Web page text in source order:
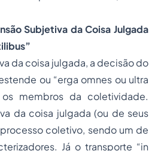
Subjetiva da Coisa Julgada
da coisa julgada, a decisão do
ou “erga omnes ou ultra
membros da coletividade.
da coisa julgada (ou de seus
coletivo, sendo um de
Já o transporte “in